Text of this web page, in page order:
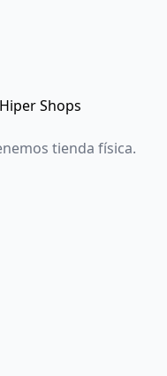
Shops
tienda física.